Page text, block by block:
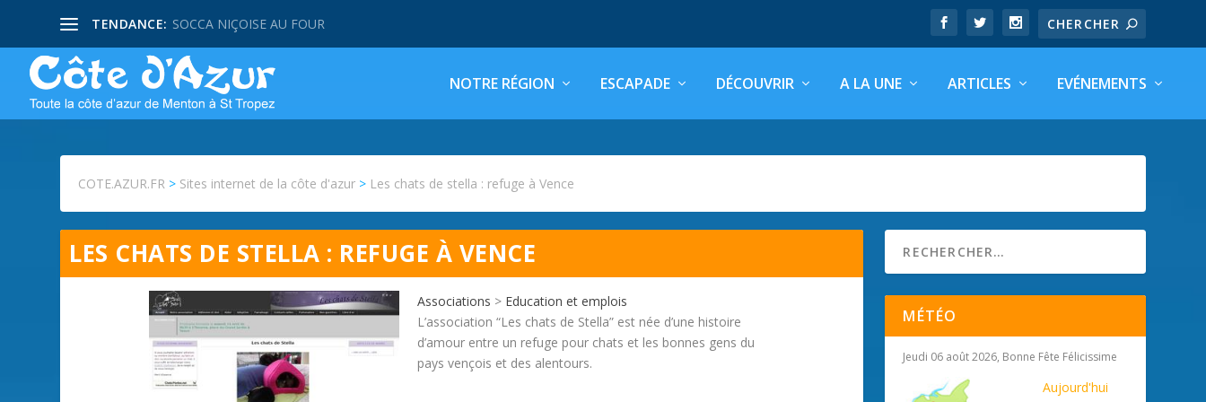
TENDANCE: PISSALADIERE NIÇOISE
NOTRE RÉGION ESCAPADE DÉCOUVRIR A LA UNE ARTICLES EVÉNEMENTS
COTE.AZUR.FR > Sites internet de la côte d'azur > Les chats de stella : refuge à Vence
LES CHATS DE STELLA : REFUGE À VENCE
Associations > Education et emplois
L’association “Les chats de Stella” est née d’une histoire
d’amour entre un refuge pour chats et les bonnes gens du
pays vençois et des alentours.
MÉTÉO
Jeudi 06 août 2026, Bonne Fête Félicissime
Aujourd'hui